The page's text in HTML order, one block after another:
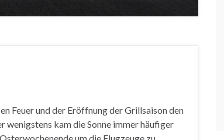
Feuer und der Eröffnung der Grillsaison den
kam die Sonne immer häufiger